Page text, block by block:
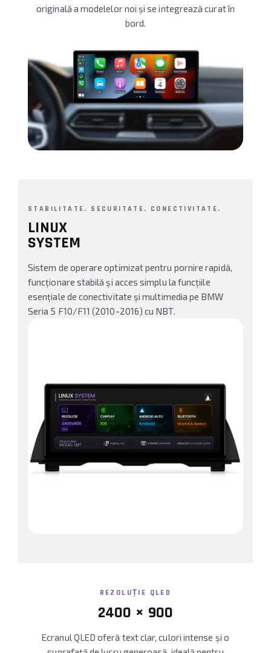
Conectică Auto
Conectică Audi
Conectică BMW
Conectică Volkswagen
Conectică Mercedes Benz
Conectică Skoda
Conectică Chevrolet
Conectică Suzuki
Conectică Hyundai
Conectică Mitsubishi
Lumini ambientale
originală a modelelor noi și se integrează curat în
bord.
STABILITATE. SECURITATE. CONECTIVITATE.
LINUX
SYSTEM
Sistem de operare optimizat pentru pornire rapidă,
funcționare stabilă și acces simplu la funcțiile
esențiale de conectivitate și multimedia pe BMW
Seria 5 F10/F11 (2010-2016) cu NBT.
REZOLUȚIE QLED
2400 × 900
Ecranul QLED oferă text clar, culori intense și o